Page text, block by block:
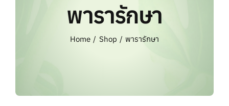
คำถามที่พบบ่อย
พารารักษา
Home Shop พารารักษา